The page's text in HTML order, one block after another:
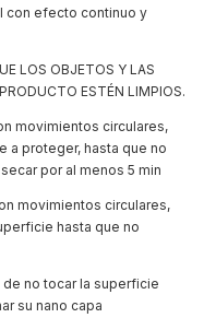
con efecto continuo y
LOS OBJETOS Y LAS
ESTÉN LIMPIOS.
movimientos circulares,
a proteger, hasta que no
por al menos 5 min
movimientos circulares,
hasta que no
de no tocar la superficie
su nano capa